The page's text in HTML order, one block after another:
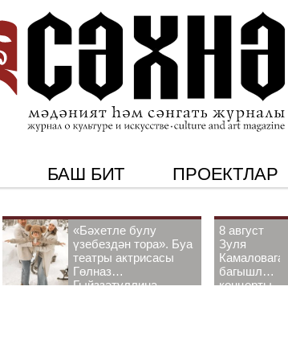
БАШ БИТ ПРОЕКТЛАР
«Бәхетле булу
үзебездән тора». Буа
театры актрисасы
Гөлназ
Гыйззәтуллина-
8 август
Зуля
Камаловага
багышлау
концерты